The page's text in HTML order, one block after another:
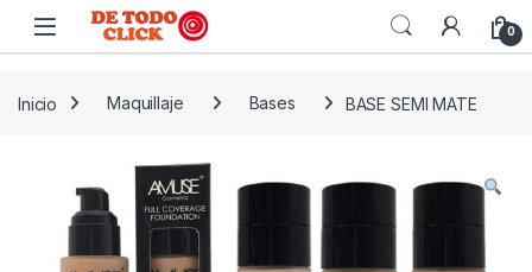
Saltar a Navegar
Saltar al contenido
0
Inicio Maquillaje Bases BASE SEMI MATE